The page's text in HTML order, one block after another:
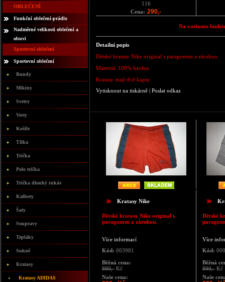
OBLEČENÍ
Funkční oblečení-prádlo
Nadměrné velikosti oblečení a
obuvi
Sportovní oblečení
Sportovní oblečení
Bundy
Mikiny
Svetry
Vesty
Košile
Tílka
Trička
Polo trička
Trička dlouhý rukáv
Kalhoty
Šaty
Soupravy
Tepláky
Sukně
Kratasy
Kratasy ADIDAS
116
Cena: 290,-
Na variantu
Detailní popis
Dětské kratasy Nike original s paragonem a zárukou.
Material: 100% bavlna
Kratasy mají dvě kapsy
Vytisknout na tiskárně | Poslat odkaz
Kratasy Nike
Dětské kratasy Nike original s
paragonem a zárukou.
Více informací
Kód: 003981
Běžná cena:
890,- Kč
Naše cena:
Dětské
Více
Kód:
Běžná
890,- Kč
Naše